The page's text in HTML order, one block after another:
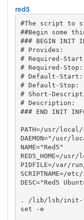
red5
#The script to
##Begin some
### BEGIN INIT
# Provides:
# Required-
# Required-
# Default-
# Default-
# Short-
# Description:
### END INIT
PATH=/usr/ local /
DAEMON="/usr/
NAME="Red5"
RED5_HOME=/usr/
PIDFILE=/var/ run
SCRIPTNAME=/etc /
DESC="Red5
. / lib / lsb /
set
-e